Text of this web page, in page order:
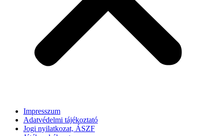
Impresszum
Adatvédelmi tájékoztató
Jogi nyilatkozat, ÁSZF